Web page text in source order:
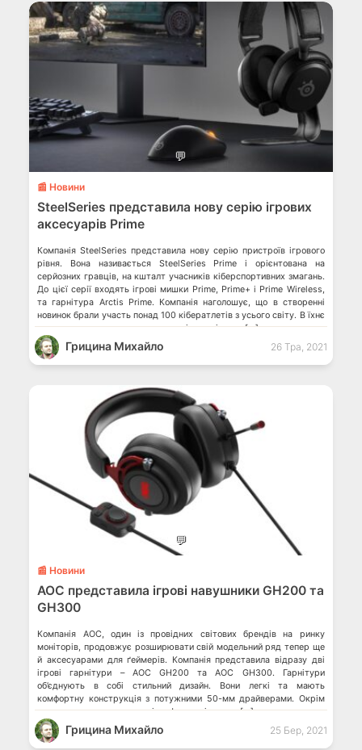
💬
📰 Новини
SteelSeries представила нову серію ігрових
аксесуарів Prime
Компанія SteelSeries представила нову серію пристроїв ігрового
рівня. Вона називається SteelSeries Prime і орієнтована на
серйозних гравців, на кшталт учасників кіберспортивних змагань.
До цієї серії входять ігрові мишки Prime, Prime+ і Prime Wireless,
та гарнітура Arctis Prime. Компанія наголошує, що в створенні
новинок брали участь понад 100 кібератлетів з усього світу. В їхнє
завдання входило тестування технічних рішень, […]
Грицина Михайло 26 Тра, 2021
💬
📰 Новини
AOC представила ігрові навушники GH200 та
GH300
Компанія AOC, один із провідних світових брендів на ринку
моніторів, продовжує розширювати свій модельний ряд тепер ще
й аксесуарами для ґеймерів. Компанія представила відразу дві
ігрові гарнітури – AOC GH200 та AOC GH300. Гарнітури
об’єднують в собі стильний дизайн. Вони легкі та мають
комфортну конструкція з потужними 50-мм драйверами. Окрім
цього, вони такожмають мікрофони, які можна […]
Грицина Михайло 25 Бер, 2021